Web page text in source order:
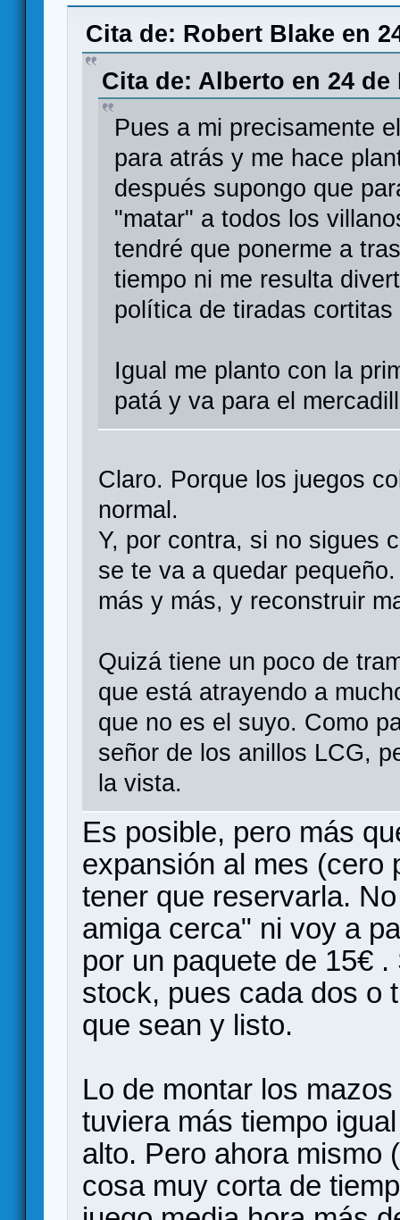
Cita de: Robert Blake en
Cita de: Alberto en 24 de
Pues a mi precisamente
para atrás y me hace
después supongo que
"matar" a todos los
tendré que ponerme a
tiempo ni me resulta
política de tiradas
Igual me planto con la
patá y va para el
Claro. Porque los juegos
normal.
Y, por contra, si no sigues
se te va a quedar
más y más, y reconstruir
Quizá tiene un poco de
que está atrayendo a
que no es el suyo. Como
señor de los anillos LCG,
la vista.
Es posible, pero más
expansión al mes (cero
tener que reservarla.
amiga cerca" ni voy a
por un paquete de 15€
stock, pues cada dos o
que sean y listo.
Lo de montar los
tuviera más tiempo
alto. Pero ahora mismo
cosa muy corta de